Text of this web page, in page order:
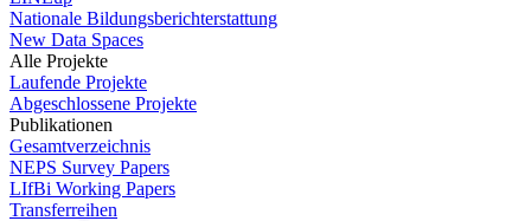
Nationale Bildungsberichterstattung
New Data Spaces
Alle Projekte
Laufende Projekte
Abgeschlossene Projekte
Publikationen
Gesamtverzeichnis
NEPS Survey Papers
LIfBi Working Papers
Transferreihen